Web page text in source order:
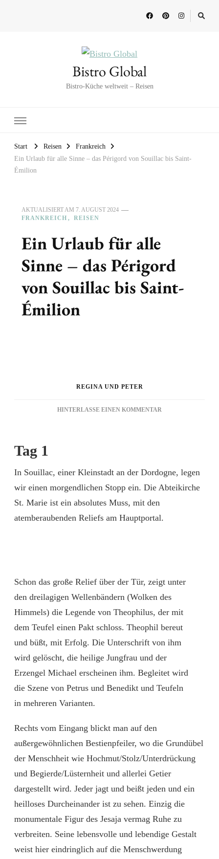
Bistro Global
Bistro-Küche weltweit – Reisen
Start Reisen
Frankreich
Ein Urlaub für alle Sinne – das Périgord von Souillac bis Saint-
Émilion
AKTUALISIERT AM 7. AUGUST 2024
FRANKREICH
REISEN
Ein Urlaub für alle
Sinne – das Périgord
von Souillac bis Saint-
Émilion
REGINA UND PETER
HINTERLASSE EINEN KOMMENTAR
–
PÉRIGORD
BIS
Tag 1
In Souillac, einer Kleinstadt an der Dordogne, legen
wir einen morgendlichen Stopp ein. Die Abteikirche
St. Marie ist ein absolutes Muss, mit den
atemberaubenden Reliefs am Hauptportal.
Schon das große Relief über der Tür, zeigt unter
den dreilagigen Wellenbändern (Wolken des
Himmels) die Legende von Theophilus, der mit
dem Teufel einen Pakt schloss. Theophil bereut
und büßt, mit Erfolg. Die Unterschrift von ihm
wird gelöscht, die heilige Jungfrau und der
Erzengel Michael erscheinen ihm. Begleitet wird
die Szene von Petrus und Benedikt und Teufeln
in mehreren Varianten.
Rechts vom Eingang blickt man auf den
außergewöhnlichen Bestienpfeiler, wo die Grundübel
der Menschheit wie Hochmut/Stolz/Unterdrückung
und Begierde/Lüsternheit und allerlei Getier
dargestellt wird. Jeder jagt und beißt jeden und ein
heilloses Durcheinander ist zu sehen. Einzig die
monumentale Figur des Jesaja vermag Ruhe zu
verbreiten. Seine lebensvolle und lebendige Gestalt
weist hier eindringlich auf die Menschwerdung